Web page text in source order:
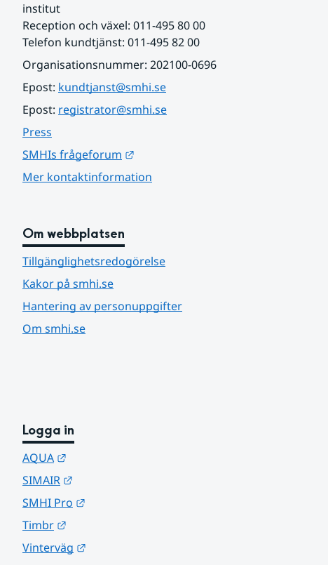
institut
Reception och växel: 011-495 80 00
Telefon kundtjänst: 011-495 82 00
Organisationsnummer: 202100-0696
Epost: kundtjanst@smhi.se
Epost: registrator@smhi.se
Press
SMHIs frågeforum
Mer kontaktinformation
Om webbplatsen
Tillgänglighetsredogörelse
Kakor på smhi.se
Hantering av personuppgifter
Om smhi.se
Logga in
AQUA
SIMAIR
SMHI Pro
Timbr
Vinterväg